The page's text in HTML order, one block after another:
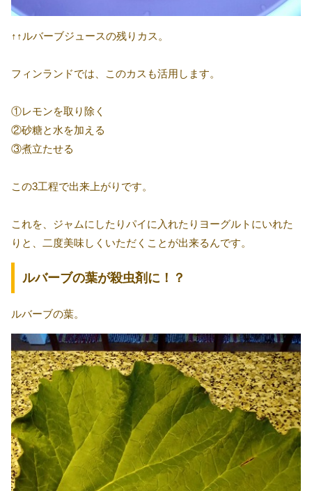
↑↑ルバーブジュースの残りカス。
フィンランドでは、このカスも活用します。
①レモンを取り除く
②砂糖と水を加える
③煮立たせる
この3工程で出来上がりです。
これを、ジャムにしたりパイに入れたりヨーグルトにいれた
りと、二度美味しくいただくことが出来るんです。
ルバーブの葉が殺虫剤に！？
ルバーブの葉。